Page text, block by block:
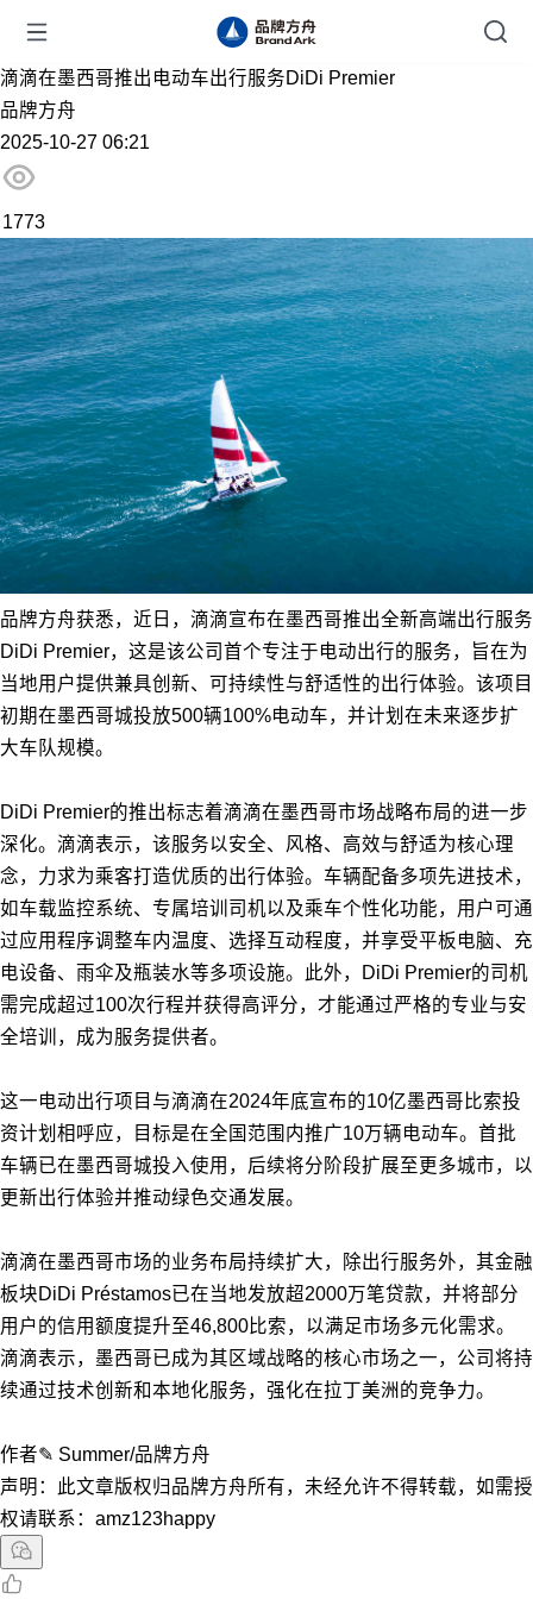
滴滴在墨西哥推出电动车出行服务DiDi Premier
品牌方舟
2025-10-27 06:21
1773
品牌方舟获悉，近日，滴滴宣布在墨西哥推出全新高端出行服务
DiDi Premier，这是该公司首个专注于电动出行的服务，旨在为
当地用户提供兼具创新、可持续性与舒适性的出行体验。该项目
初期在墨西哥城投放500辆100%电动车，并计划在未来逐步扩
大车队规模。
DiDi Premier的推出标志着滴滴在墨西哥市场战略布局的进一步
深化。滴滴表示，该服务以安全、风格、高效与舒适为核心理
念，力求为乘客打造优质的出行体验。车辆配备多项先进技术，
如车载监控系统、专属培训司机以及乘车个性化功能，用户可通
过应用程序调整车内温度、选择互动程度，并享受平板电脑、充
电设备、雨伞及瓶装水等多项设施。此外，DiDi Premier的司机
需完成超过100次行程并获得高评分，才能通过严格的专业与安
全培训，成为服务提供者。
这一电动出行项目与滴滴在2024年底宣布的10亿墨西哥比索投
资计划相呼应，目标是在全国范围内推广10万辆电动车。首批
车辆已在墨西哥城投入使用，后续将分阶段扩展至更多城市，以
更新出行体验并推动绿色交通发展。
滴滴在墨西哥市场的业务布局持续扩大，除出行服务外，其金融
板块DiDi Préstamos已在当地发放超2000万笔贷款，并将部分
用户的信用额度提升至46,800比索，以满足市场多元化需求。
滴滴表示，墨西哥已成为其区域战略的核心市场之一，公司将持
续通过技术创新和本地化服务，强化在拉丁美洲的竞争力。
作者✎ Summer/品牌方舟
声明：此文章版权归品牌方舟所有，未经允许不得转载，如需授
权请联系：amz123happy